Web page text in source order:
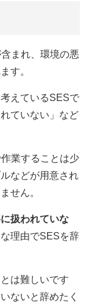
まれ、環境の悪
す。
えているSESで
ていない」など
業することは少
などが用意され
せん。
扱われていな
理由でSESを辞
は難しいです
ないと辞めたく